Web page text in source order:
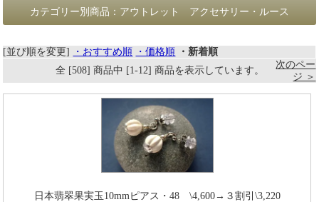
カテゴリー別商品：アウトレット アクセサリー・ルース
[並び順を変更] ・おすすめ順 ・価格順
・新着順
全 [508] 商品中 [1-12] 商品を表示しています。
次のペー
ジ ＞
日本翡翠果実玉10mmピアス・48 \4,600→３割引\3,220